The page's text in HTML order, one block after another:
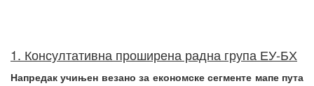
1. Консултативна проширена радна група ЕУ-БХ
Напредак учињен везано за економске сегменте мапе пута